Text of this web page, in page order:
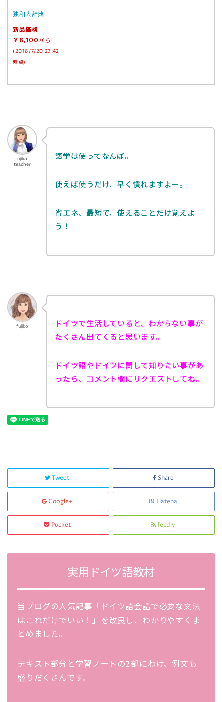
独和大辞典
新品価格
￥8,100から
(2018/7/20 23:42
時点)
fujiko-
teacher
語学は使ってなんぼ。
使えば使うだけ、早く慣れますよー。
省エネ、最短で、使えることだけ覚えよ
う！
fujiko
ドイツで生活していると、わからない事が
たくさん出てくると思います。
ドイツ語やドイツに関して知りたい事があ
ったら、コメント欄にリクエストしてね。
Tweet Share
Google+ Hatena
Pocket feedly
実用ドイツ語教材
当ブログの人気記事「ドイツ語会話で必要な文法
はこれだけでいい！」を改良し、わかりやすくま
とめました。
テキスト部分と学習ノートの2部にわけ、例文も
盛りだくさんです。